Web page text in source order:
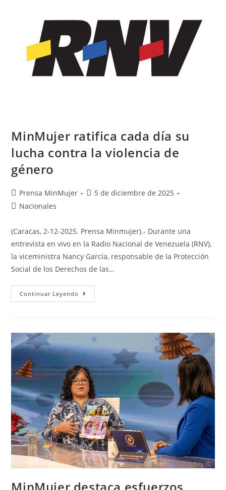
MinMujer ratifica cada día su
lucha contra la violencia de
género
Prensa MinMujer
5 de diciembre de 2025
Nacionales
(Caracas, 2-12-2025. Prensa Minmujer).- Durante una
entrevista en vivo en la Radio Nacional de Venezuela (RNV),
la viceministra Nancy García, responsable de la Protección
Social de los Derechos de las…
Continuar Leyendo